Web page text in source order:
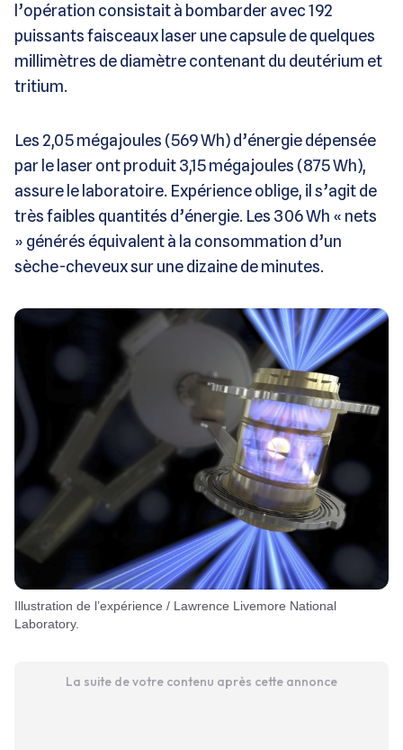
l’opération consistait à bombarder avec 192
puissants faisceaux laser une capsule de quelques
millimètres de diamètre contenant du deutérium et
tritium.
Les 2,05 mégajoules (569 Wh) d’énergie dépensée
par le laser ont produit 3,15 mégajoules (875 Wh),
assure le laboratoire. Expérience oblige, il s’agit de
très faibles quantités d’énergie. Les 306 Wh « nets
» générés équivalent à la consommation d’un
sèche-cheveux sur une dizaine de minutes.
Illustration de l’expérience / Lawrence Livemore National
Laboratory.
La suite de votre contenu après cette annonce